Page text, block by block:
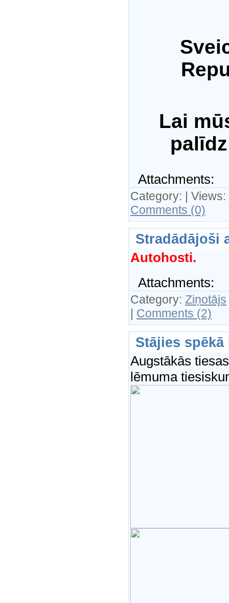
Lai
Attachments:
Category: |
Comments (0)
Stradādājoši
Autohosti.
Attachments:
Category: Ziņotājs
| Comments (2)
Stājies
Augstākās
lēmuma